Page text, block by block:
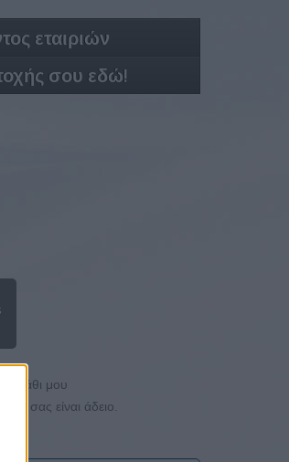
εταιριών
σου εδώ!
καλάθι μου
σας είναι άδειο.